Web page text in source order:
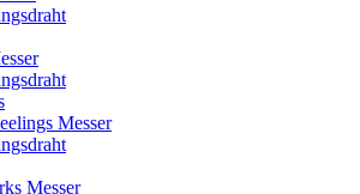
Messer
Messer